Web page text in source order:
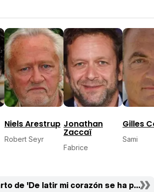
Niels Arestrup
Robert Seyr
Jonathan
Zaccaï
Fabrice
Gilles
Sami
de 'De latir mi corazón se ha